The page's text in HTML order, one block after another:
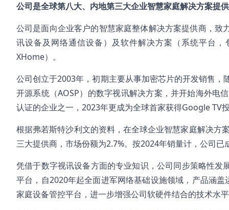
公司是全球第八大、内地第三大企业智慧家庭解决方案提
公司是面向企业客户的智慧家庭整体解决方案提供商，
讯设备及网络通信设备）及软件解决方案（系统平台
XHome）。
公司创立于2003年，初期主要从事加密芯片的开发销售
开源系统（AOSP）的数字视讯解决方案，并开始海外
认证的企业之一，2023年更成为全球首家获得Google TV
根据弗若斯特沙利文的资料，在全球企业智慧家庭解决方
三大提供商，市场份额为2.7%。按2024年销量计，公司
凭借于数字视讯设备方面的专业知识，公司同步策略性
平台，自2020年起全面进军网络基础设施领域，产品涵
家庭设备管控平台，进一步增强公司软硬件结合的技术水